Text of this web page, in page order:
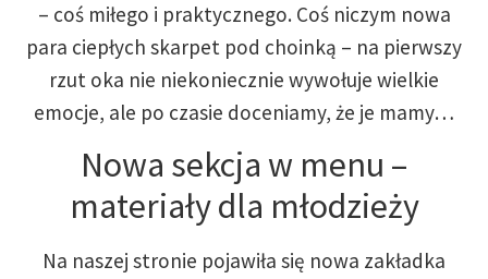
– coś miłego i praktycznego. Coś niczym nowa
para ciepłych skarpet pod choinką – na pierwszy
rzut oka nie niekoniecznie wywołuje wielkie
emocje, ale po czasie doceniamy, że je mamy…
Nowa sekcja w menu –
materiały dla młodzieży
Na naszej stronie pojawiła się nowa zakładka